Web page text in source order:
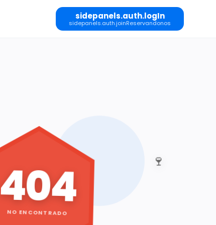
sidepanels.auth.logIn
sidepanels.auth.joinReservandonos
🍷
404
NO ENCONTRADO